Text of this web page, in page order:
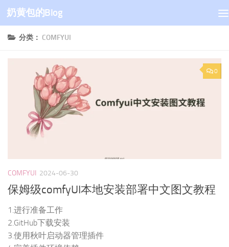
跳至内容
奶黄包的Blog
分类： COMFYUI
0
COMFYUI 2024-06-30
保姆级comfyUI本地安装部署中文图文教程
1.进行准备工作
2.GitHub下载安装
3.使用秋叶启动器管理插件